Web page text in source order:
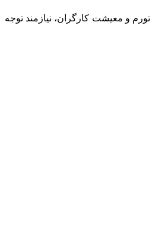
و معیشت کارگران، نیازمند توجه